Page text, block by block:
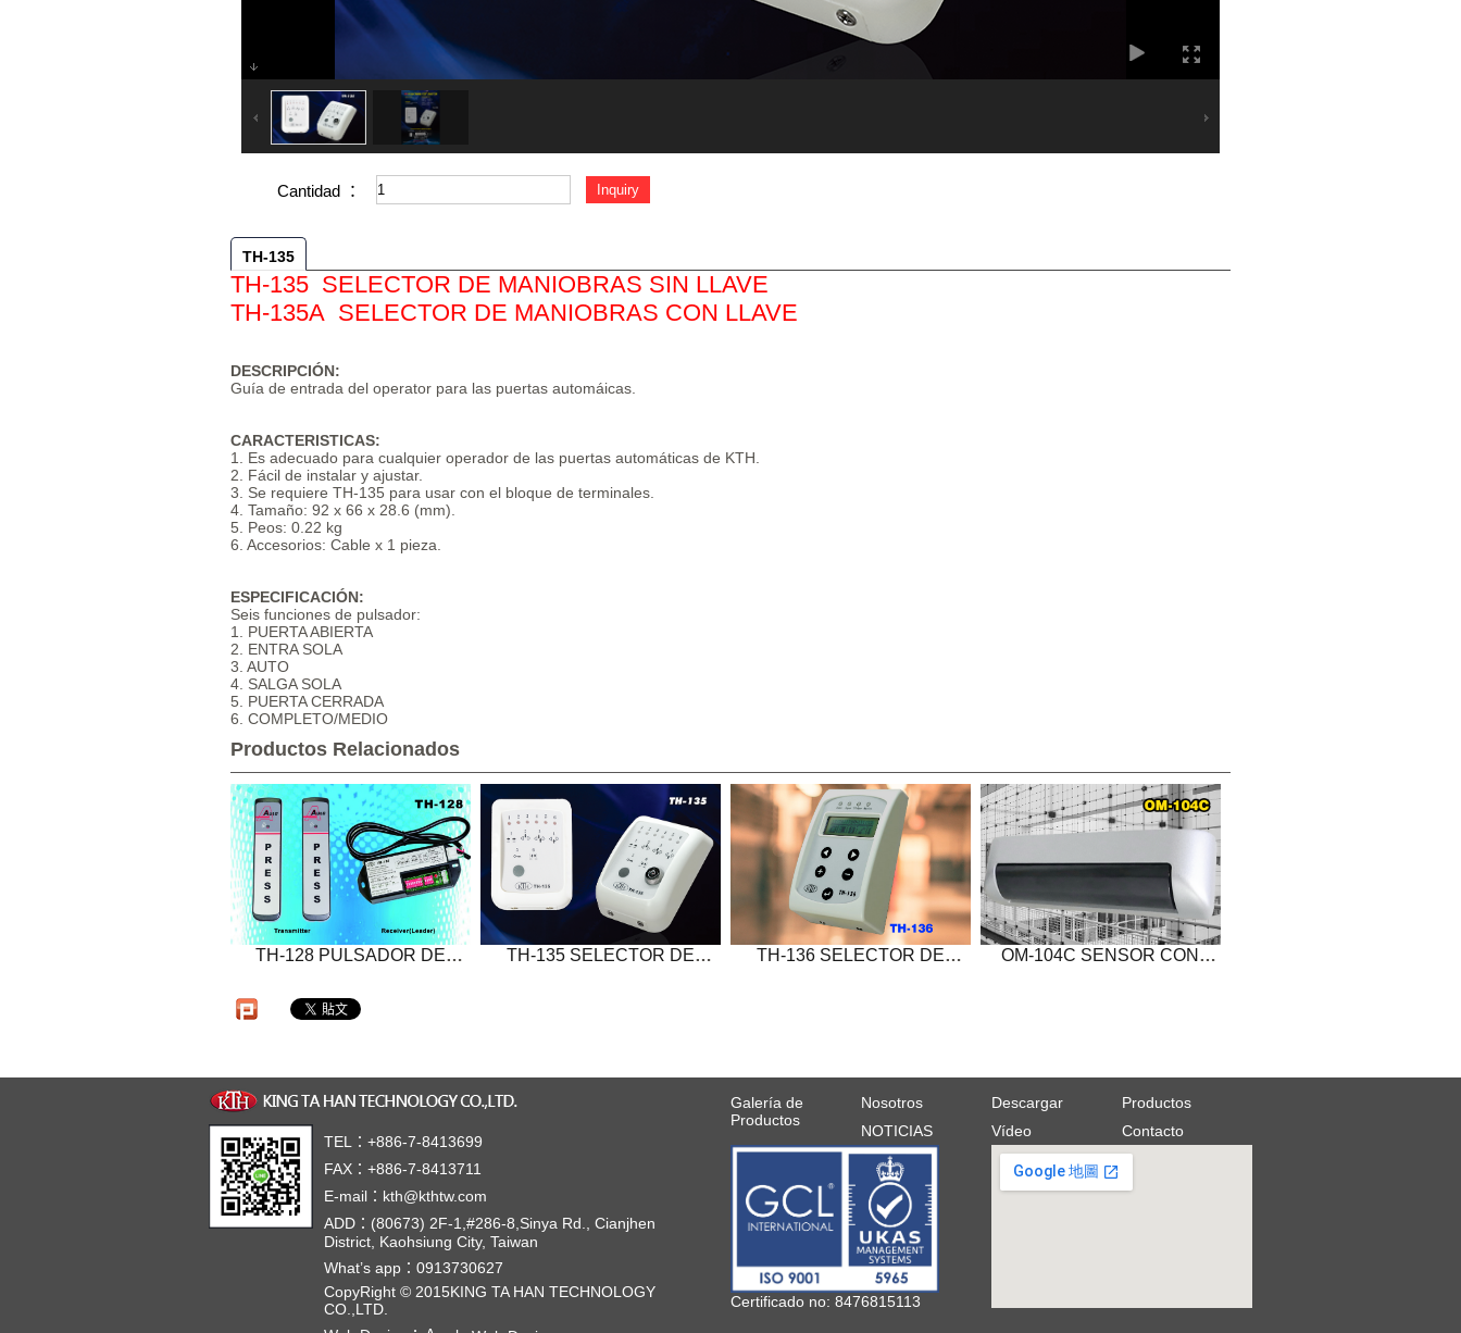
Cantidad ：
TH-135
TH-135 SELECTOR DE MANIOBRAS SIN LLAVE
TH-135A SELECTOR DE MANIOBRAS CON LLAVE
DESCRIPCIÓN:
Guía de entrada del operator para las puertas automáicas.
CARACTERISTICAS:
1. Es adecuado para cualquier operador de las puertas automáticas de KTH.
2. Fácil de instalar y ajustar.
3. Se requiere TH-135 para usar con el bloque de terminales.
4. Tamaño: 92 x 66 x 28.6 (mm).
5. Peos: 0.22 kg
6. Accesorios: Cable x 1 pieza.
ESPECIFICACIÓN:
Seis funciones de pulsador:
1. PUERTA ABIERTA
2. ENTRA SOLA
3. AUTO
4. SALGA SOLA
5. PUERTA CERRADA
6. COMPLETO/MEDIO
Productos Relacionados
TH-128 PULSADOR DE
TH-135 SELECTOR DE
TH-136 SELECTOR DE
OM-104C SENSOR CON
TEL：+886-7-8413699
FAX：+886-7-8413711
E-mail：kth@kthtw.com
ADD：(80673) 2F-1,#286-8,Sinya Rd., Cianjhen
District, Kaohsiung City, Taiwan
What’s app：0913730627
CopyRight © 2015KING TA HAN TECHNOLOGY
CO.,LTD.
Galería de
Productos
Nosotros Descargar
Productos
NOTICIAS
Vídeo Contacto
Certificado no: 8476815113